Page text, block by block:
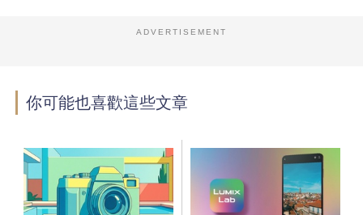
ADVERTISEMENT
你可能也喜歡這些文章